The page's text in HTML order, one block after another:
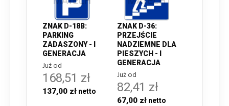
ZNAK D-18B:
PARKING
ZADASZONY - I
GENERACJA
Już od
168,51 zł
137,00 zł
ZNAK D-36:
PRZEJŚCIE
NADZIEMNE DLA
PIESZYCH - I
GENERACJA
Już od
82,41 zł
67,00 zł